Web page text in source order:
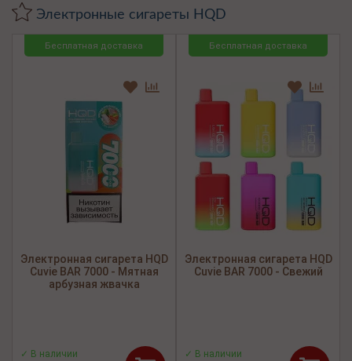
Электронные сигареты HQD
Бесплатная доставка
Электронная сигарета HQD
Cuvie BAR 7000 - Мятная
арбузная жвачка
✓ В наличии
Бесплатная доставка
Электронная сигарета HQD
Cuvie BAR 7000 - Свежий
✓ В наличии